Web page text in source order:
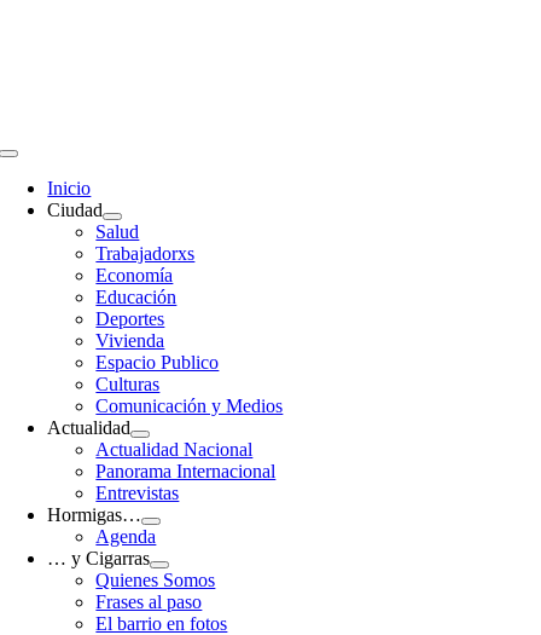
Toggle
Navigation
Inicio
Ciudad
Salud
Trabajadorxs
Economía
Educación
Deportes
Vivienda
Espacio Publico
Culturas
Comunicación y Medios
Actualidad
Actualidad Nacional
Panorama Internacional
Entrevistas
Hormigas…
Agenda
… y Cigarras
Quienes Somos
Frases al paso
El barrio en fotos